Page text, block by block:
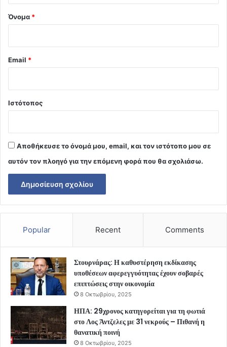
Όνομα *
Email *
Ιστότοπος
Αποθήκευσε το όνομά μου, email, και τον ιστότοπο μου σε
αυτόν τον πλοηγό για την επόμενη φορά που θα σχολιάσω.
Popular Recent Comments
Στουρνάρας: Η καθυστέρηση εκδίκασης
υποθέσεων αφερεγγυότητας έχουν σοβαρές
επιπτώσεις στην οικονομία
8 Οκτωβρίου, 2025
ΗΠΑ: 29χρονος κατηγορείται για τη φωτιά
στο Λος Άντζελες με 31 νεκρούς – Πιθανή η
θανατική ποινή
8 Οκτωβρίου, 2025